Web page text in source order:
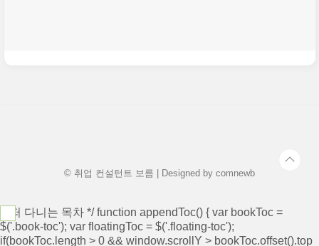
© 취업 컨설턴트 보름 | Designed by comnewb
/* 떠 다니는 목차 */ function appendToc() { var bookToc =
$('.book-toc'); var floatingToc = $('.floating-toc');
if(bookToc.length > 0 && window.scrollY > bookToc.offset().top